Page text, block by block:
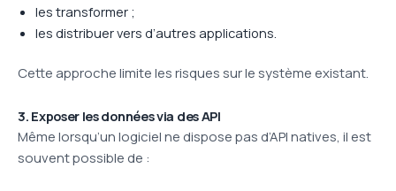
les transformer ;
les distribuer vers d’autres applications.
Cette approche limite les risques sur le système existant.
3. Exposer les données via des API
Même lorsqu’un logiciel ne dispose pas d’API natives, il est
souvent possible de :